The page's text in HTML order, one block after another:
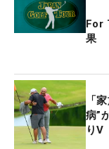
今週活躍したク
感がすごく合い
って、今週、起
ことができまし
とができたと思
【マイケル・ヘ
For
果
「
病”
りV